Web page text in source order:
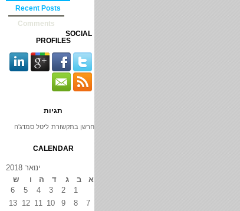
Recent Posts
Comments
SOCIAL
PROFILES
תגיות
חרשן בתקשורת ליטל סמדג'ה
CALENDAR
ינואר 2018
א
ב ג ד ה ו ש
1
2
3
4
5
6
7
8
9
10
11
12
13